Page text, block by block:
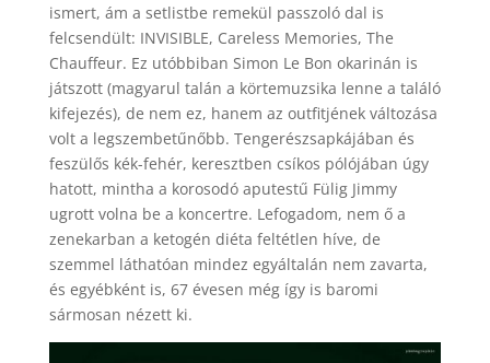
ismert, ám a setlistbe remekül passzoló dal is
felcsendült: INVISIBLE, Careless Memories, The
Chauffeur. Ez utóbbiban Simon Le Bon okarinán is
játszott (magyarul talán a körtemuzsika lenne a találó
kifejezés), de nem ez, hanem az outfitjének változása
volt a legszembetűnőbb. Tengerészsapkájában és
feszülős kék-fehér, keresztben csíkos pólójában úgy
hatott, mintha a korosodó aputestű Fülig Jimmy
ugrott volna be a koncertre. Lefogadom, nem ő a
zenekarban a ketogén diéta feltétlen híve, de
szemmel láthatóan mindez egyáltalán nem zavarta,
és egyébként is, 67 évesen még így is baromi
sármosan nézett ki.